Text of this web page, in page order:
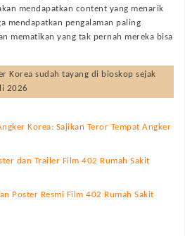
mendapatkan content yang menarik
mendapatkan pengalaman paling
mematikan yang tak pernah mereka bisa
Korea sudah tayang di bioskop sejak
2026
Korea: Sajikan Teror Tempat Angker
dan Trailer Film 402 Rumah Sakit
Poster Resmi Film 402 Rumah Sakit